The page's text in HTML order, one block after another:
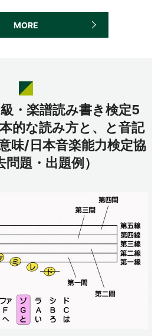
MORE
・楽譜読み書き検定5
的な読み方と、と音記
味/日本音楽能力検定協
題・出題例）